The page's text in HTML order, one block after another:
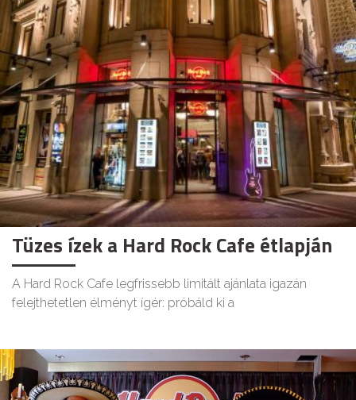
Tüzes ízek a Hard Rock Cafe étlapján
A Hard Rock Cafe legfrissebb limitált ajánlata igazán
felejthetetlen élményt ígér: próbáld ki a